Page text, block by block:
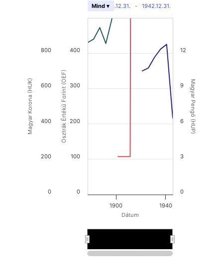
Dátum
Osztrák Értékű Forint (OEF)
Magyar Korona (HUK) Magyar Pengő (HUP)
1864.12.31. - 1942.12.31.
Mind ▾
1940
1900
0
100
200
300
400
0
200
400
600
800
0
3
6
9
12